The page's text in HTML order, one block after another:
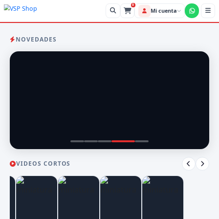
Mi
NOVEDADES
VIDEOS CORTOS